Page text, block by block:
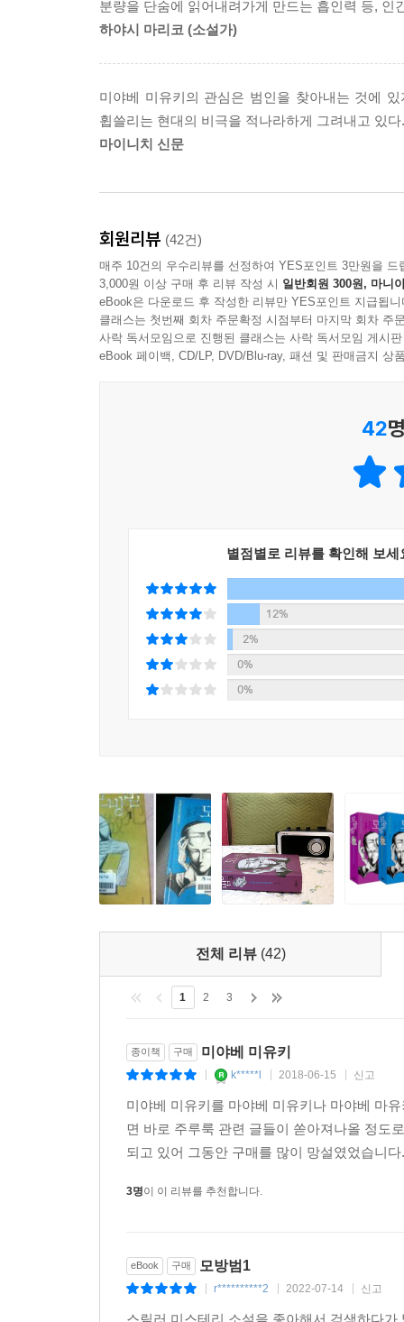
공원의 쓰레기통에서 버려진 여자의 오른팔과
전화로 농락한다. 스스로의 범죄를 공개적으로
미야베 미유키는 범죄를 둘러싼 사회적인 문제를
또 다른, 돈이나 원한과는 무관한 ‘이유 없는 범
범죄극에 참여하고 있다. 실마리가 보이지 않는
살인자와 피해자, 그들만이 알고 있을 진실의 심연
진실을 알고 있는 두 사람은 죽어버렸다. 그들의
지목한다. 그러나 진실은 아직 밝혀지지 않았다.
있다. 살인사건이 발생하고, 얼굴 없는 범인이 피
이야기가 전개되는 것은 『모방범』 전체의
사건으로 급작스런 전환을 맞이하고, 수사가 급
미유키의 흡인력은 거기에 있다.
그리고 남겨진 사람들은 살아간다
진범 X는 아직 살아 있다? 새로운 주장에 매스
있다. 곳곳에 보이지 않는 미세한 유리조각처럼
돌아오지 않는다.
피해자의 가족은 돌이킬 수 없는 상실감과 분노와
용의자의 가족들도 사람들의 시선을 견디지 못
바라보고, 서로에게 상처를 주고, 서로에게 어깨
『모방범』을 단순한 추리소설이 아닌 한 편의 장
『모방범』에 쏟아진 찬사
미야베 미유키의 관심은 범인을 찾아내는 것에
휩쓸리는 현대의 비극을 적나라하게 그려내고 있
손에서 책을 놓을 수가 없다. 범인의 진실이 밝혀
것이다. _YES24 독자 보리
분량을 단숨에 읽어내려가게 만드는 흡인력 등,
하야시 마리코 (소설가)
미야베 미유키의 관심은 범인을 찾아내는 것에
휩쓸리는 현대의 비극을 적나라하게 그려내고 있다.
마이니치 신문
회원리뷰 (42건)
매주 10건의 우수리뷰를 선정하여 YES포인트 3만원을 드
3,000원 이상 구매 후 리뷰 작성 시 일반회원 300원, 마니
eBook은 다운로드 후 작성한 리뷰만 YES포인트 지급됩니
클래스는 첫번째 회차 주문확정 시점부터 마지막 회차 주
사락 독서모임으로 진행된 클래스는 사락 독서모임 게시
eBook 페이백, CD/LP, DVD/Blu-ray, 패션 및 판매금지 상
42
별점별로 리뷰를 확인해 보세
12%
2%
0%
0%
전체 리뷰 (42)
1 2 3
종이책 구매 미야베 미유키
k*****l 2018-06-15 신고
미야베 미유키를 마야베 미유키나 마야베 마
면 바로 주루룩 관련 글들이 쏟아져나올 정도
되고 있어 그동안 구매를 많이 망설였었습니
3명이 이 리뷰를 추천합니다.
eBook 구매 모방범1
r**********2 2022-07-14 신고
스릴러 미스테리 소설을 좋아해서 검색하다